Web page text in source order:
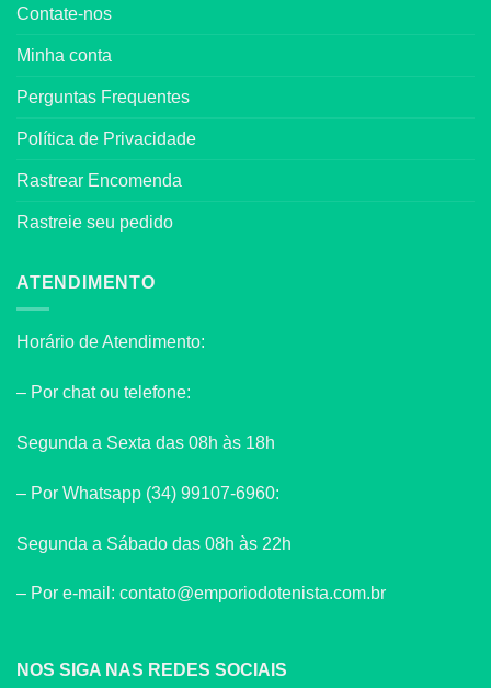
Contate-nos
Minha conta
Perguntas Frequentes
Política de Privacidade
Rastrear Encomenda
Rastreie seu pedido
ATENDIMENTO
Horário de Atendimento:
– Por chat ou telefone:
Segunda a Sexta das 08h às 18h
– Por Whatsapp (34) 99107-6960:
Segunda a Sábado das 08h às 22h
– Por e-mail: contato@emporiodotenista.com.br
NOS SIGA NAS REDES SOCIAIS